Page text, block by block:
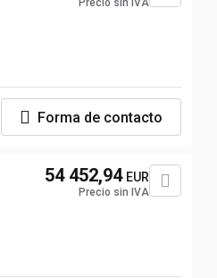
Precio sin IVA
Forma de contacto
54 452,94 EUR
Precio sin IVA